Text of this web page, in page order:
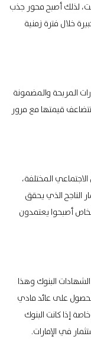
لذلك أصبح محور جذب
خلال فترة زمنية
المربحة والمضمونة
قيمتها مع مرور
المختلفة،
الناجح الذي يحقق
أصبحوا يعتمدون
البنوك وهذا
على عائد مادي
إذا كانت البنوك
في الإمارات.